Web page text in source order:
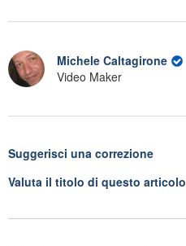
Michele Caltagirone
Video Maker
Suggerisci una correzione
Valuta il titolo di questo articolo